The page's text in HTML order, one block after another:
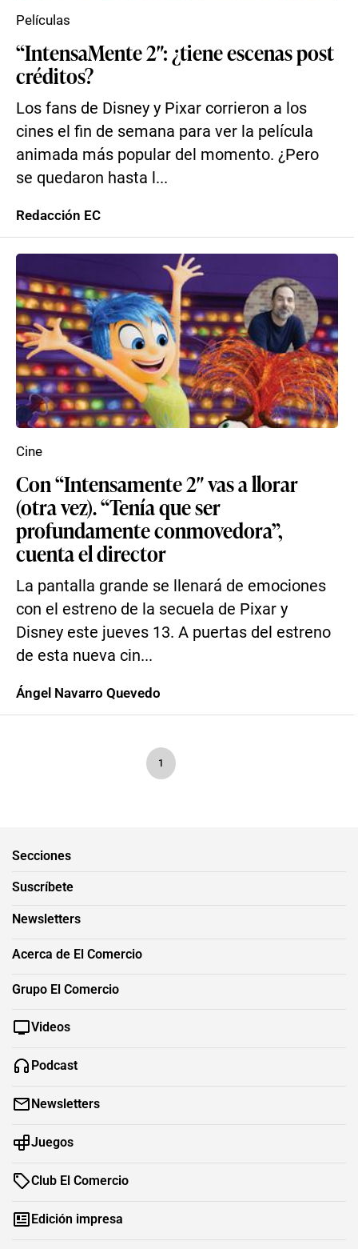
“IntensaMente 2″: ¿tiene escenas post
créditos?
Los fans de Disney y Pixar corrieron a los
cines el fin de semana para ver la película
animada más popular del momento. ¿Pero
se quedaron hasta l...
Películas
Redacción EC
Con “Intensamente 2″ vas a llorar
(otra vez). “Tenía que ser
profundamente conmovedora”,
cuenta el director
La pantalla grande se llenará de emociones
con el estreno de la secuela de Pixar y
Disney este jueves 13. A puertas del estreno
de esta nueva cin...
Cine
Ángel Navarro Quevedo
1
Secciones
Suscríbete
Newsletters
Acerca de El Comercio
Grupo El Comercio
Videos
Podcast
Newsletters
Juegos
Club El Comercio
Edición impresa